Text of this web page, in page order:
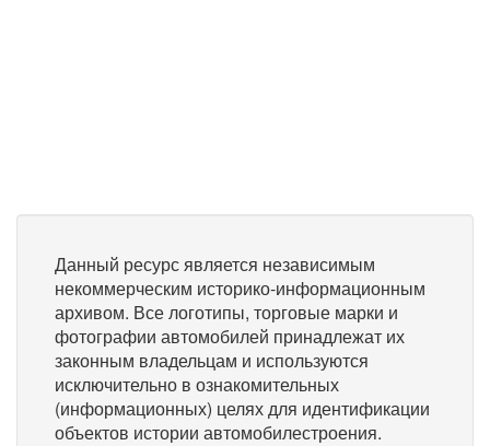
Данный ресурс является независимым
некоммерческим историко-информационным
архивом. Все логотипы, торговые марки и
фотографии автомобилей принадлежат их
законным владельцам и используются
исключительно в ознакомительных
(информационных) целях для идентификации
объектов истории автомобилестроения.